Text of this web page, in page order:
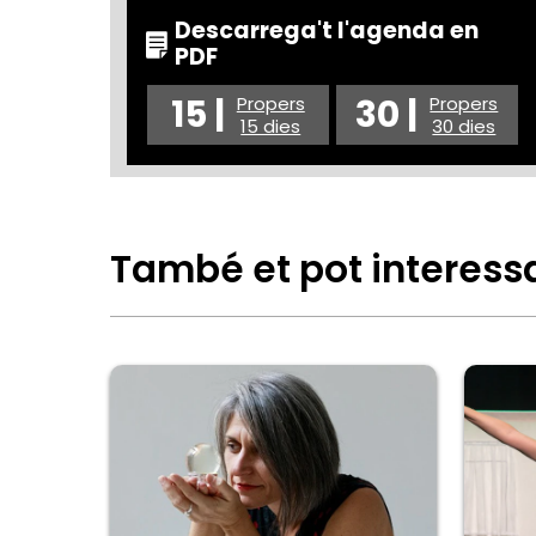
Descarrega't l'agenda en
PDF
15 | Propers
15 dies
30 | Propers
30 dies
També et pot